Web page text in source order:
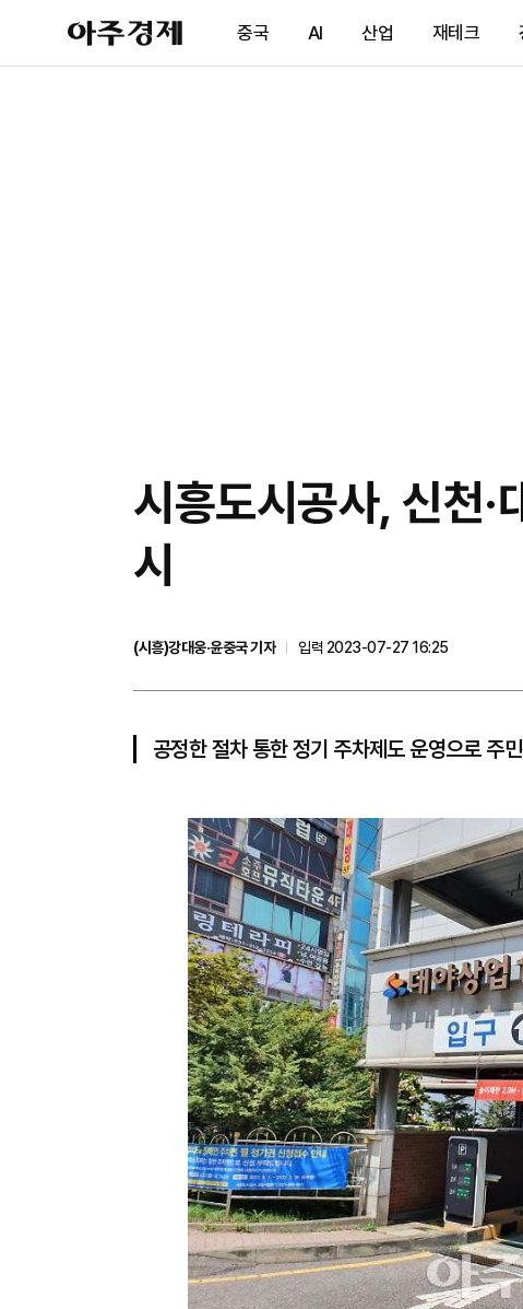
아
주
제
중국 AI 산업 재테크
시흥도시공사, 신천·
시
(시흥)강대웅·윤중국 기자
입력 2023-07-27 16:25
공정한 절차 통한 정기 주차제도 운영으로 주